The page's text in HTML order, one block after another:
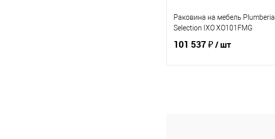
Раковина на мебель Plumberia
Selection IXO XO101FMG
101 537 ₽/ шт